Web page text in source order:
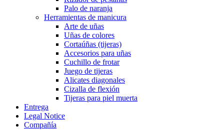
Palo de naranja
Herramientas de manicura
Arte de uñas
Uñas de colores
Cortaúñas (tijeras)
Accesorios para uñas
Cuchillo de frotar
Juego de tijeras
Alicates diagonales
Cizalla de flexión
Tijeras para piel muerta
Entrega
Legal Notice
Compañía